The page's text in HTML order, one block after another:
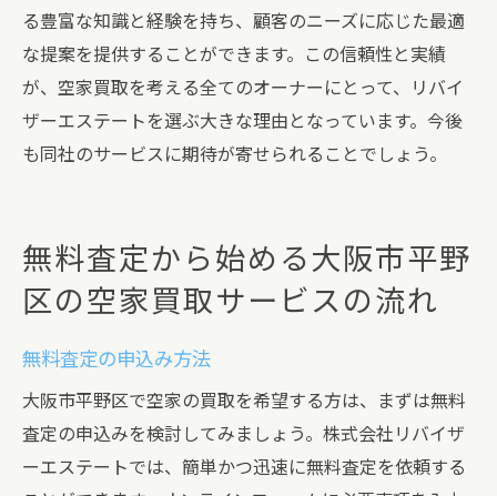
る豊富な知識と経験を持ち、顧客のニーズに応じた最適
な提案を提供することができます。この信頼性と実績
が、空家買取を考える全てのオーナーにとって、リバイ
ザーエステートを選ぶ大きな理由となっています。今後
も同社のサービスに期待が寄せられることでしょう。
無料査定から始める大阪市平野
区の空家買取サービスの流れ
無料査定の申込み方法
大阪市平野区で空家の買取を希望する方は、まずは無料
査定の申込みを検討してみましょう。株式会社リバイザ
ーエステートでは、簡単かつ迅速に無料査定を依頼する